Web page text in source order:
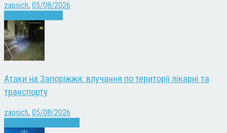
zapsich, 05/08/2026
Атаки на Запоріжжя: влучання по території лікарні та
транспорту
zapsich, 05/08/2026